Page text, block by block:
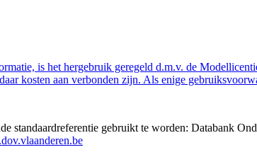
is het hergebruik geregeld d.m.v. de
kosten aan verbonden zijn. Als enige
standaardreferentie gebruikt te worden: Databank